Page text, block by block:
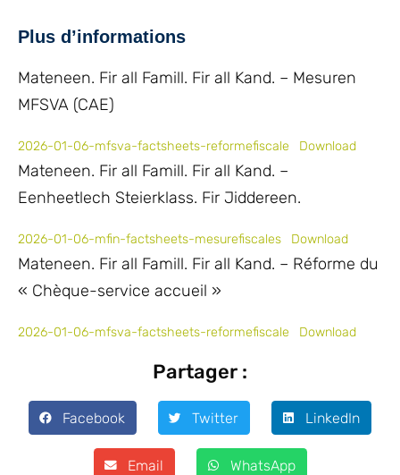
Plus d’informations
Mateneen. Fir all Famill. Fir all Kand. – Mesuren
MFSVA (CAE)
2026-01-06-mfsva-factsheets-reformefiscale Download
Mateneen. Fir all Famill. Fir all Kand. –
Eenheetlech Steierklass. Fir Jiddereen.
2026-01-06-mfin-factsheets-mesurefiscales Download
Mateneen. Fir all Famill. Fir all Kand. – Réforme du
« Chèque-service accueil »
2026-01-06-mfsva-factsheets-reformefiscale Download
Partager :
Facebook Twitter LinkedIn
Email WhatsApp